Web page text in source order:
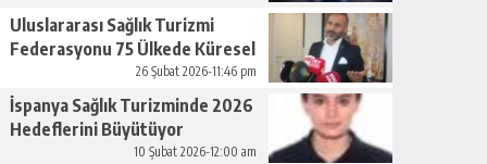
Uluslararası Sağlık Turizmi
Federasyonu 75 Ülkede Küresel
26 Şubat 2026-11:46 pm
İspanya Sağlık Turizminde 2026
Hedeflerini Büyütüyor
10 Şubat 2026-12:00 am